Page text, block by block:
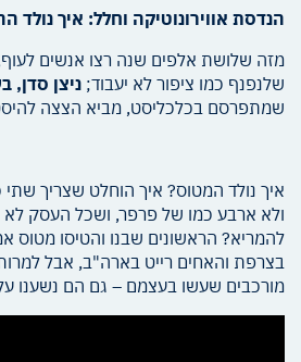
הנדסת אווירונוטיקה וחלל: איך נולד
מזה שלושת אלפים שנה רצו אנשים לעוף,
שלנפנף כמו ציפור לא יעבוד; ניצן סדן,
שמתפרסם בכלכליסט, מביא הצצה
איך נולד המטוס? איך הוחלט שצריך שתי
ולא ארבע כמו של פרפר, ושכל העסק לא
להמריא? הראשונים שבנו והטיסו מטוס
בצרפת והאחים רייט בארה"ב, אבל למרות
מורכבים שעשו בעצמם – גם הם נשענו